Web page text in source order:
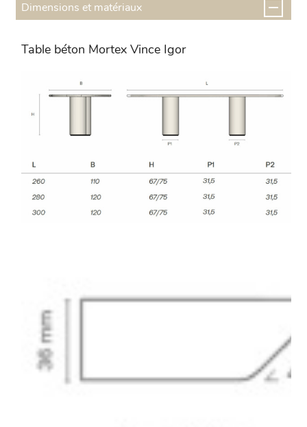
Dimensions et matériaux
Table béton Mortex Vince Igor